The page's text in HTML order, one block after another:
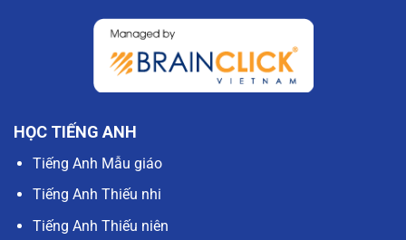
HỌC TIẾNG ANH
Tiếng Anh Mẫu giáo
Tiếng Anh Thiếu nhi
Tiếng Anh Thiếu niên